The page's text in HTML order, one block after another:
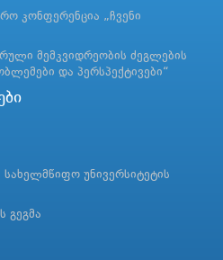
კონფერენცია „ჩვენი
მემკვიდრეობის ძეგლების
და პერსპექტივები“
უნივერსიტეტის
გეგმა